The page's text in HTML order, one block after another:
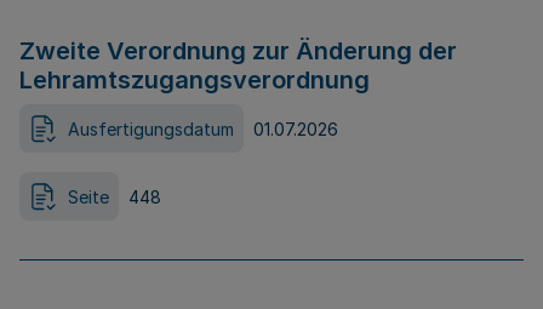
Zweite Verordnung zur Änderung der
Lehramtszugangsverordnung
Ausfertigungsdatum 01.07.2026
Seite 448